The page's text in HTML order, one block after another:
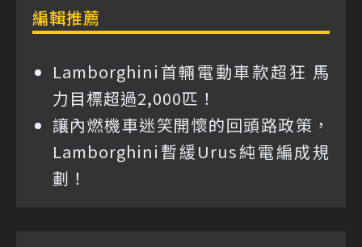
編輯推薦
Lamborghini首輛電動車款超狂 馬
力目標超過2,000匹！
讓內燃機車迷笑開懷的回頭路政策，
Lamborghini暫緩Urus純電編成規
劃！